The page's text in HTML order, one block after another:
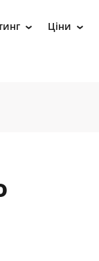
› Ціни ›